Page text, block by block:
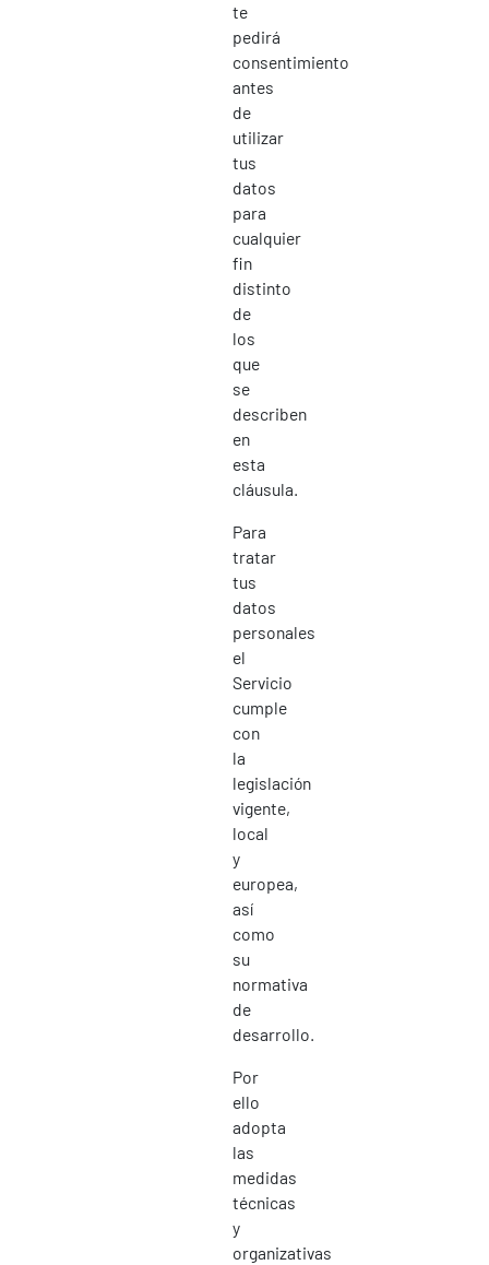
te
pedirá
consentimiento
antes
de
utilizar
tus
datos
para
cualquier
fin
distinto
de
los
que
se
describen
en
esta
cláusula.
Para
tratar
tus
datos
personales
el
Servicio
cumple
con
la
legislación
vigente,
local
y
europea,
así
como
su
normativa
de
desarrollo.
Por
ello
adopta
las
medidas
técnicas
y
organizativas